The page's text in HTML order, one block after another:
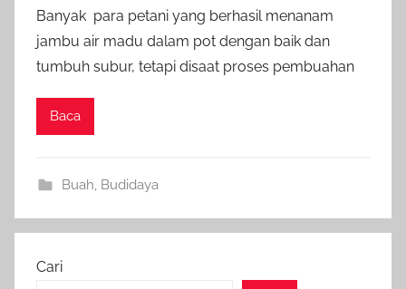
Banyak para petani yang berhasil menanam
jambu air madu dalam pot dengan baik dan
tumbuh subur, tetapi disaat proses pembuahan
Baca
Buah Budidaya
Cari